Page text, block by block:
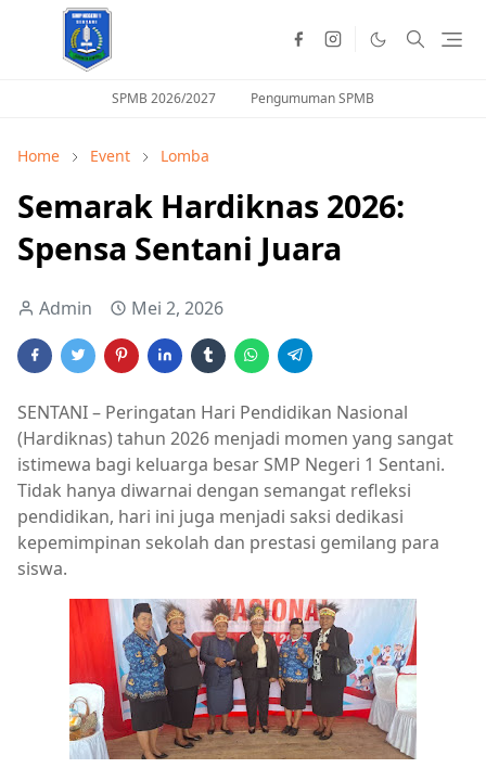
SPMB 2026/2027 Pengumuman SPMB
Home Event Lomba
Semarak Hardiknas 2026:
Spensa Sentani Juara
Admin Mei 2, 2026
SENTANI – Peringatan Hari Pendidikan Nasional
(Hardiknas) tahun 2026 menjadi momen yang sangat
istimewa bagi keluarga besar SMP Negeri 1 Sentani.
Tidak hanya diwarnai dengan semangat refleksi
pendidikan, hari ini juga menjadi saksi dedikasi
kepemimpinan sekolah dan prestasi gemilang para
siswa.